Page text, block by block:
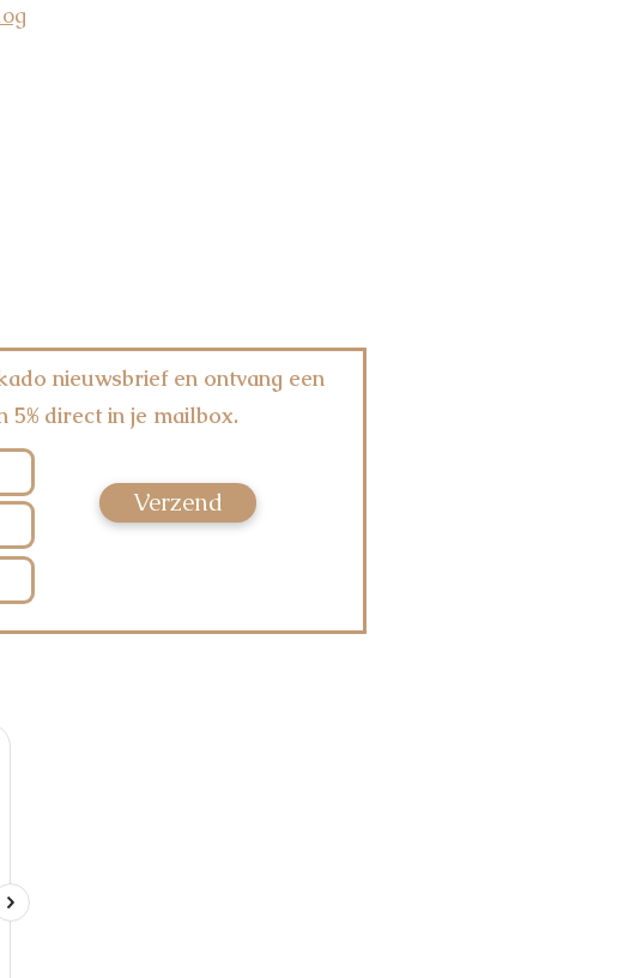
nieuwsbrief en ontvang een
5% direct in je mailbox.
Verzend